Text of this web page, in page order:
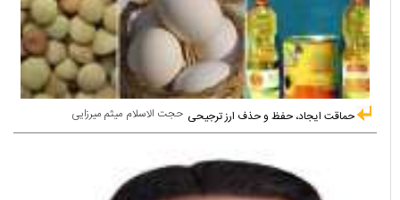
حجت الاسلام میثم میرزایی حماقت ایجاد، حفظ و حذف ارز ترجیحی